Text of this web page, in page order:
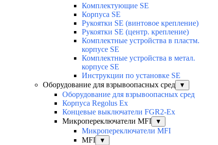
Комплектующие SЕ
Корпуса SE
Рукоятки SE (винтовое крепление)
Рукоятки SE (центр. крепление)
Комплектные устройства в пластм.
корпусе SE
Комплектные устройства в метал.
корпусе SE
Инструкции по установке SE
Оборудование для взрывоопасных сред
▼
Оборудование для взрывоопасных сред
Корпуса Regolus Ex
Концевые выключатели FGR2-Ex
Микропереключатели MFI
▼
Микропереключатели MFI
MFI
▼